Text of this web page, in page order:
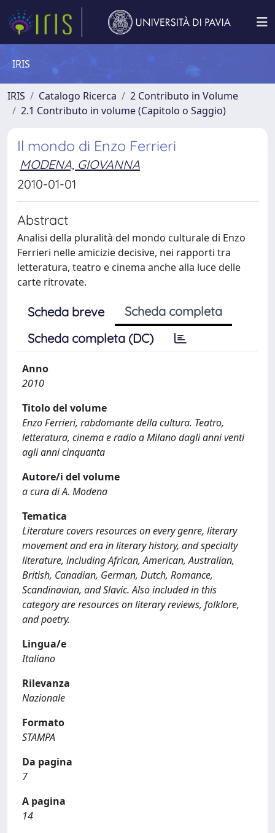
IRIS
IRIS Catalogo Ricerca
2 Contributo in Volume
2.1 Contributo in volume (Capitolo o Saggio)
Il mondo di Enzo Ferrieri
MODENA, GIOVANNA
2010-01-01
Abstract
Analisi della pluralità del mondo culturale di Enzo
Ferrieri nelle amicizie decisive, nei rapporti tra
letteratura, teatro e cinema anche alla luce delle
carte ritrovate.
Scheda breve
Scheda completa
Scheda completa (DC)
Anno
2010
Titolo del volume
Enzo Ferrieri, rabdomante della cultura. Teatro,
letteratura, cinema e radio a Milano dagli anni venti
agli anni cinquanta
Autore/i del volume
a cura di A. Modena
Tematica
Literature covers resources on every genre, literary
movement and era in literary history, and specialty
literature, including African, American, Australian,
British, Canadian, German, Dutch, Romance,
Scandinavian, and Slavic. Also included in this
category are resources on literary reviews, folklore,
and poetry.
Lingua/e
Italiano
Rilevanza
Nazionale
Formato
STAMPA
Da pagina
7
A pagina
14